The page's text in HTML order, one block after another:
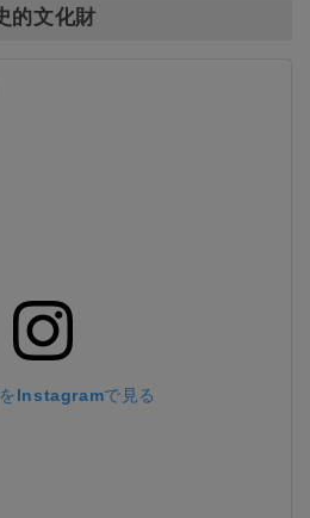
的文化財
Instagramで見る